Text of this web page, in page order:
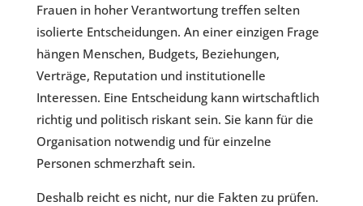
Frauen in hoher Verantwortung treffen selten
isolierte Entscheidungen. An einer einzigen Frage
hängen Menschen, Budgets, Beziehungen,
Verträge, Reputation und institutionelle
Interessen. Eine Entscheidung kann wirtschaftlich
richtig und politisch riskant sein. Sie kann für die
Organisation notwendig und für einzelne
Personen schmerzhaft sein.
Deshalb reicht es nicht, nur die Fakten zu prüfen.